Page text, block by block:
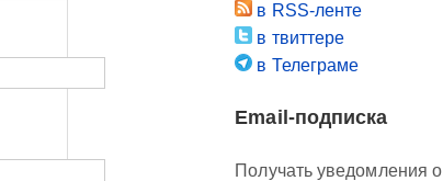
в RSS-ленте
в твиттере
в Телеграме
Email-подписка
Получать уведомления о